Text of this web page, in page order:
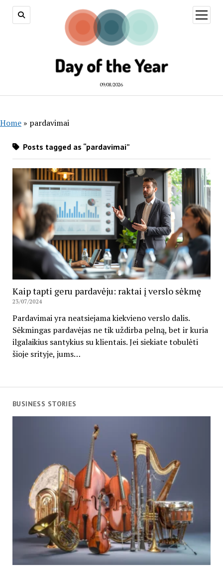
09/08/2026
open
menu
BUSINESS STORIES
Home » pardavimai
Posts tagged as “pardavimai”
Kaip tapti geru pardavėju: raktai į verslo sėkmę
23/07/2024
Pardavimai yra neatsiejama kiekvieno verslo dalis.
Sėkmingas pardavėjas ne tik uždirba pelną, bet ir kuria
ilgalaikius santykius su klientais. Jei siekiate tobulėti
šioje srityje, jums…